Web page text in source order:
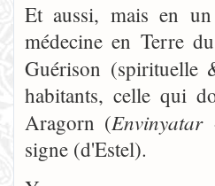
Et aussi, mais en
médecine en Terre
Guérison (spirituelle
habitants, celle qui
Aragorn (Envinyatar
signe (d'Estel).